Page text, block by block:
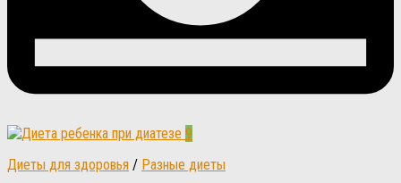
9
Диеты для здоровья / Разные диеты